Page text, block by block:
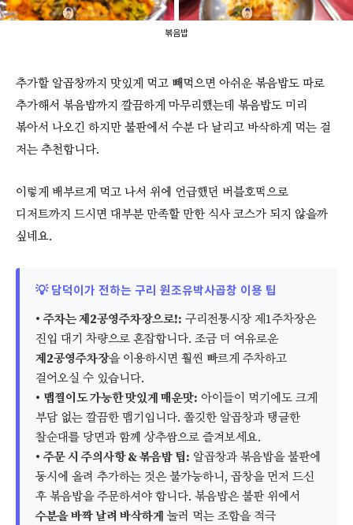
볶음밥
추가할 알곱창까지 맛있게 먹고 빼먹으면 아쉬운 볶음밥도 따로
추가해서 볶음밥까지 깔끔하게 마무리했는데 볶음밥도 미리
볶아서 나오긴 하지만 불판에서 수분 다 날리고 바삭하게 먹는 걸
저는 추천합니다.
이렇게 배부르게 먹고 나서 위에 언급했던 버블호떡으로
디저트까지 드시면 대부분 만족할 만한 식사 코스가 되지 않을까
싶네요.
💡 담덕이가 전하는 구리 원조유박사곱창 이용 팁
• 주차는 제2공영주차장으로!: 구리전통시장 제1주차장은
진입 대기 차량으로 혼잡합니다. 조금 더 여유로운
제2공영주차장을 이용하시면 훨씬 빠르게 주차하고
걸어오실 수 있습니다.
• 맵찔이도 가능한 맛있게 매운맛: 아이들이 먹기에도 크게
부담 없는 깔끔한 맵기입니다. 쫄깃한 알곱창과 탱글한
찰순대를 당면과 함께 상추쌈으로 즐겨보세요.
• 주문 시 주의사항 & 볶음밥 팁: 알곱창과 볶음밥을 불판에
동시에 올려 추가하는 것은 불가능하니, 곱창을 먼저 드신
후 볶음밥을 주문하셔야 합니다. 볶음밥은 불판 위에서
수분을 바짝 날려 바삭하게 눌러 먹는 조합을 적극